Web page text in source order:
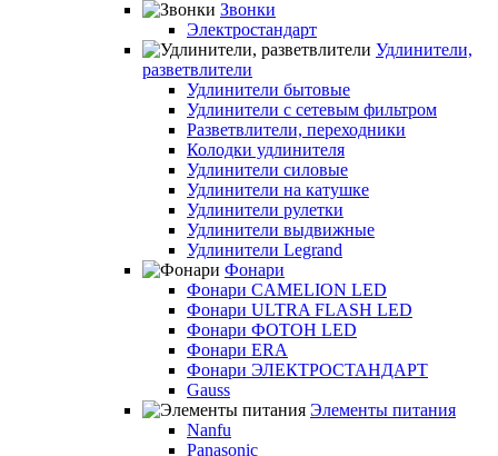
Звонки
Электростандарт
Удлинители,
разветвлители
Удлинители бытовые
Удлинители с сетевым фильтром
Разветвлители, переходники
Колодки удлинителя
Удлинители силовые
Удлинители на катушке
Удлинители рулетки
Удлинители выдвижные
Удлинители Legrand
Фонари
Фонари CAMELION LED
Фонари ULTRA FLASH LED
Фонари ФОТОН LED
Фонари ERA
Фонари ЭЛЕКТРОСТАНДАРТ
Gauss
Элементы питания
Nanfu
Panasonic